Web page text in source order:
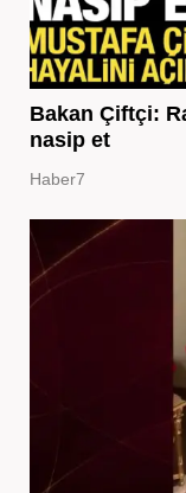
Bakan Çiftçi:
nasip et
Haber7